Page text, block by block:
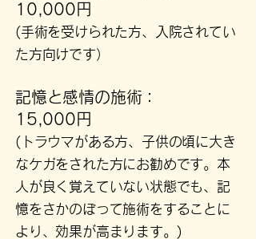
10,000円
(手術を受けられた方、入院されてい
た方向けです）
記憶と感情の施術：
15,000円
(トラウマがある方、子供の頃に大き
なケガをされた方にお勧めです。本
人が良く覚えていない状態でも、記
憶をさかのぼって施術をすることに
より、効果が高まります。)